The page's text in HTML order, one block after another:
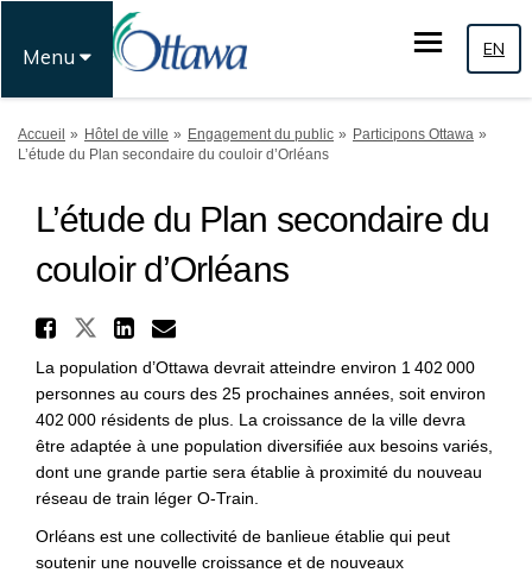
Menu EN
Vous êtes ici:
Accueil Hôtel de ville Engagement du public
Participons Ottawa
L’étude du Plan secondaire du couloir d’Orléans
L’étude du Plan secondaire du
couloir d’Orléans
Partager L’étude du Plan
Partager L’étude du Plan
Partager L’étude du
Courriel L’étude du
La population d’Ottawa devrait atteindre environ 1 402 000
personnes au cours des 25 prochaines années, soit environ
402 000 résidents de plus. La croissance de la ville devra
être adaptée à une population diversifiée aux besoins variés,
dont une grande partie sera établie à proximité du nouveau
réseau de train léger O-Train.
Orléans est une collectivité de banlieue établie qui peut
soutenir une nouvelle croissance et de nouveaux